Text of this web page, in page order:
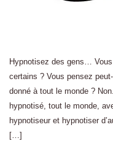
Hypnotisez des gens…
certains ? Vous pensez
donné à tout le monde ?
hypnotisé, tout le monde,
hypnotiseur et hypnotiser
[…]